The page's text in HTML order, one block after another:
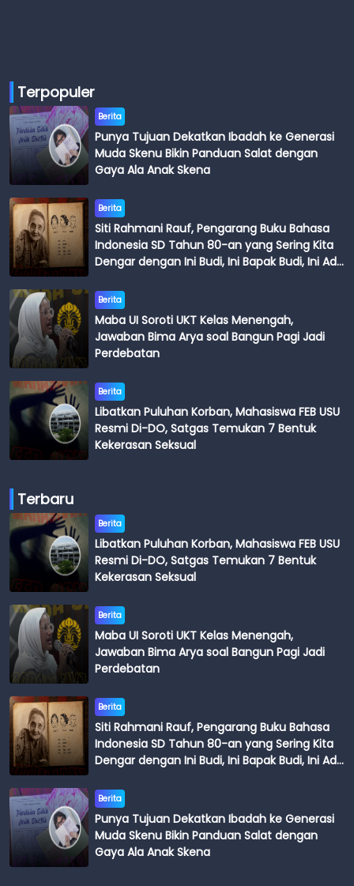
Terpopuler
Berita
Punya Tujuan Dekatkan Ibadah ke Generasi
Muda Skenu Bikin Panduan Salat dengan
Gaya Ala Anak Skena
Berita
Siti Rahmani Rauf, Pengarang Buku Bahasa
Indonesia SD Tahun 80-an yang Sering Kita
Dengar dengan Ini Budi, Ini Bapak Budi, Ini Adik
Berita
Maba UI Soroti UKT Kelas Menengah,
Jawaban Bima Arya soal Bangun Pagi Jadi
Perdebatan
Berita
Libatkan Puluhan Korban, Mahasiswa FEB USU
Resmi Di-DO, Satgas Temukan 7 Bentuk
Kekerasan Seksual
Terbaru
Berita
Libatkan Puluhan Korban, Mahasiswa FEB USU
Resmi Di-DO, Satgas Temukan 7 Bentuk
Kekerasan Seksual
Berita
Maba UI Soroti UKT Kelas Menengah,
Jawaban Bima Arya soal Bangun Pagi Jadi
Perdebatan
Berita
Siti Rahmani Rauf, Pengarang Buku Bahasa
Indonesia SD Tahun 80-an yang Sering Kita
Dengar dengan Ini Budi, Ini Bapak Budi, Ini Adik
Berita
Punya Tujuan Dekatkan Ibadah ke Generasi
Muda Skenu Bikin Panduan Salat dengan
Gaya Ala Anak Skena